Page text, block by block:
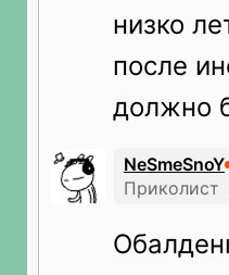
низко
после
должно
NeSmeSnoY
Приколист